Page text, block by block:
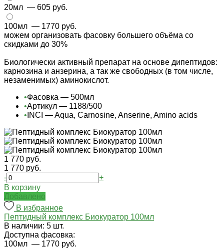
20мл — 605 руб.
100мл — 1770 руб.
можем организовать фасовку большего объёма со
скидками до 30%
Биологически активный препарат на основе дипептидов:
карнозина и анзерина, а так же свободных (в том числе,
незаменимых) аминокислот.
•Фасовка — 500мл
•Артикул — 1188/500
• INCI — Aqua, Carnosine, Anserine, Amino acids
1 770 руб.
1 770 руб.
-
+
В корзину
Добавлено
В избранное
Пептидный комплекс Биокуратор 100мл
В наличии: 5 шт.
Доступна фасовка:
100мл — 1770 руб.